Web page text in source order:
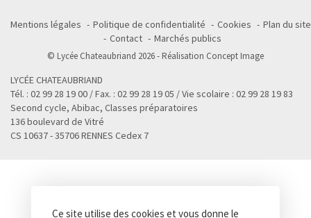
Mentions légales Politique de confidentialité Cookies
Plan du site
Contact
Marchés publics
© Lycée Chateaubriand 2026 - Réalisation Concept Image
LYCÉE CHATEAUBRIAND
Tél. : 02 99 28 19 00 / Fax. : 02 99 28 19 05 / Vie scolaire : 02 99 28 19 83
Second cycle, Abibac, Classes préparatoires
136 boulevard de Vitré
CS 10637 - 35706 RENNES Cedex 7
Ce site utilise des cookies et vous donne le